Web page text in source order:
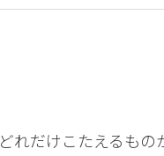
れだけこたえるもの